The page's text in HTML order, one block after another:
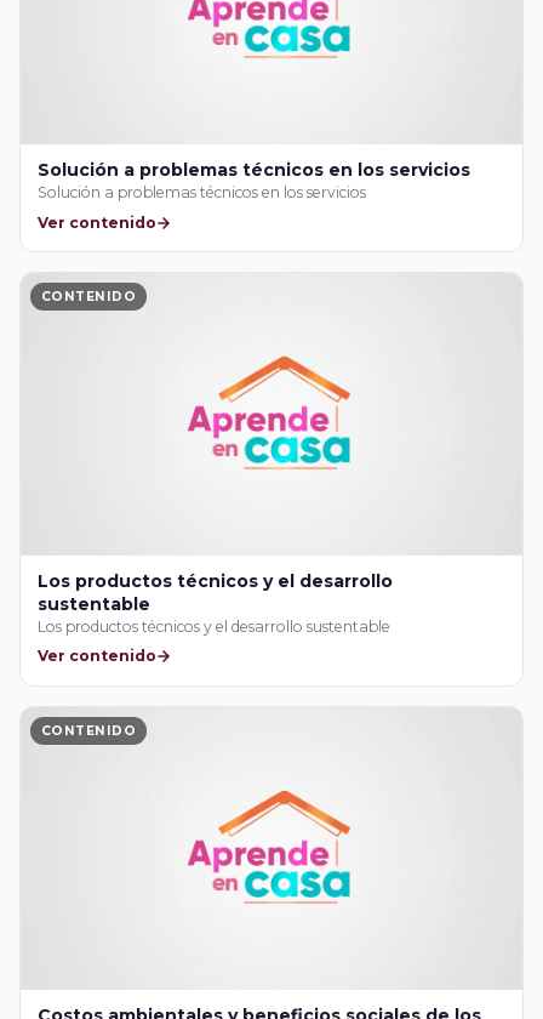
Solución a problemas técnicos en los servicios
Solución a problemas técnicos en los servicios
Ver contenido
CONTENIDO
Los productos técnicos y el desarrollo
sustentable
Los productos técnicos y el desarrollo sustentable
Ver contenido
CONTENIDO